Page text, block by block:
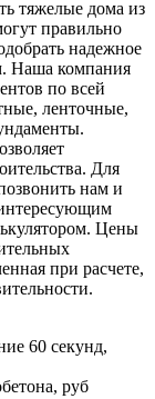
тяжелые дома из
правильно
надежное
Наша компания
по всей
ленточные,
Для
нам и
Цены
при расчете,
60 секунд,
руб